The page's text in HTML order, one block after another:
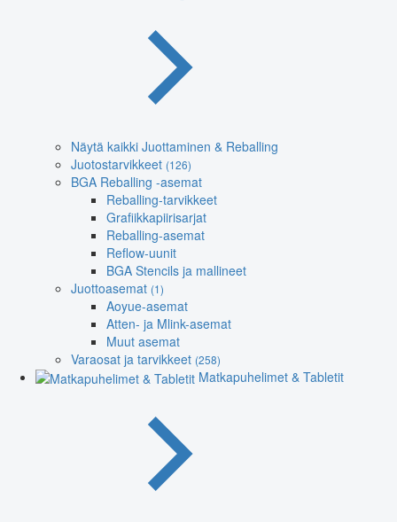
Näytä kaikki Juottaminen & Reballing
Juotostarvikkeet (126)
BGA Reballing -asemat
Reballing-tarvikkeet
Grafiikkapiirisarjat
Reballing-asemat
Reflow-uunit
BGA Stencils ja mallineet
Juottoasemat (1)
Aoyue-asemat
Atten- ja Mlink-asemat
Muut asemat
Varaosat ja tarvikkeet (258)
Matkapuhelimet & Tabletit